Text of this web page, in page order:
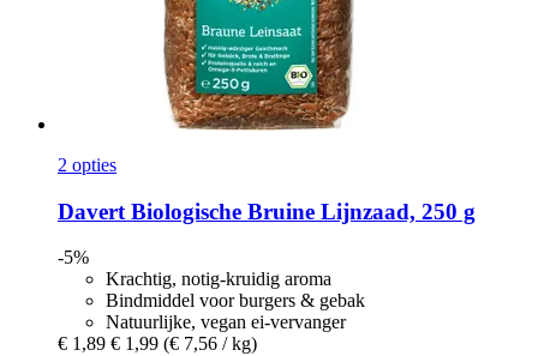
2 opties
Davert Biologische Bruine Lijnzaad, 250 g
-5%
Krachtig, notig-kruidig aroma
Bindmiddel voor burgers & gebak
Natuurlijke, vegan ei-vervanger
€ 1,89 € 1,99 (€ 7,56 / kg)